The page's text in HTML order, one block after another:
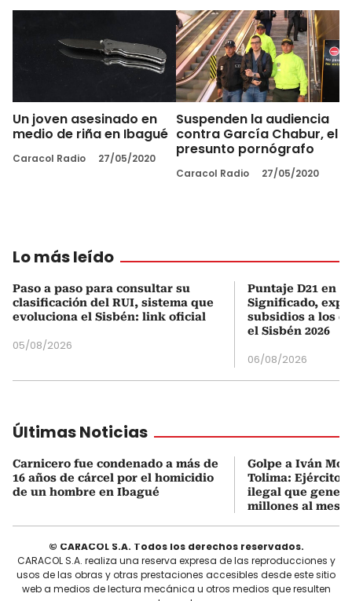
Un joven asesinado en
medio de riña en Ibagué
Caracol Radio 27/05/2020
Suspenden la audiencia
contra García Chabur, el
presunto pornógrafo
Caracol Radio 27/05/2020
Lo más leído
Paso a paso para consultar su
clasificación del RUI, sistema que
evoluciona el Sisbén: link oficial
05/08/2026
Puntaje D21 en
Significado,
subsidios a los
el Sisbén 2026
06/08/2026
Últimas Noticias
Carnicero fue condenado a más de
16 años de cárcel por el homicidio
de un hombre en Ibagué
Golpe a Iván
Tolima: Ejército
ilegal que
millones al mes
© CARACOL S.A. Todos los derechos reservados.
CARACOL S.A. realiza una reserva expresa de las reproducciones y
usos de las obras y otras prestaciones accesibles desde este sitio
web a medios de lectura mecánica u otros medios que resulten